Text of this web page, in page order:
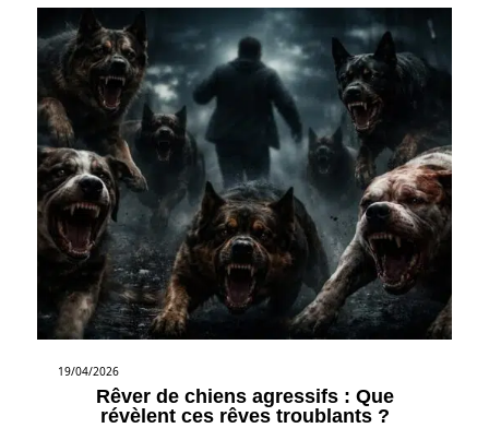
19/04/2026
Rêver de chiens agressifs : Que
révèlent ces rêves troublants ?